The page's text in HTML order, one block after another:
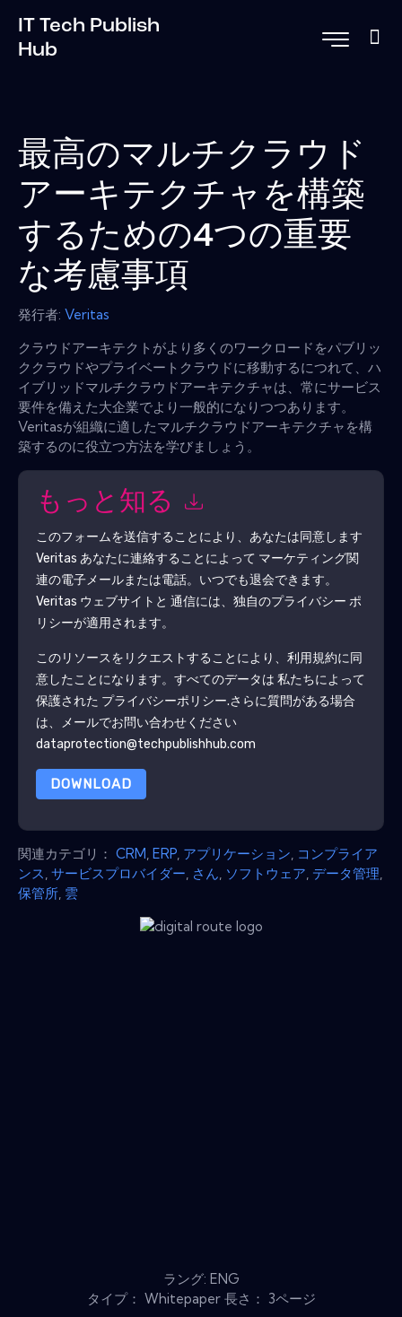
IT Tech Publish
Hub
最高のマルチクラウド
アーキテクチャを構築
するための4つの重要
な考慮事項
発行者: Veritas
クラウドアーキテクトがより多くのワークロードをパブリッ
ククラウドやプライベートクラウドに移動するにつれて、ハ
イブリッドマルチクラウドアーキテクチャは、常にサービス
要件を備えた大企業でより一般的になりつつあります。
Veritasが組織に適したマルチクラウドアーキテクチャを構
築するのに役立つ方法を学びましょう。
もっと知る
このフォームを送信することにより、あなたは同意します
Veritas あなたに連絡することによって マーケティング関
連の電子メールまたは電話。いつでも退会できます。
Veritas ウェブサイトと 通信には、独自のプライバシー ポ
リシーが適用されます。
このリソースをリクエストすることにより、利用規約に同
意したことになります。すべてのデータは 私たちによって
保護された プライバシーポリシー.さらに質問がある場合
は、メールでお問い合わせください
dataprotection@techpublishhub.com
DOWNLOAD
関連カテゴリ： CRM ERP アプリケーション コンプライア
ンス サービスプロバイダー さん ソフトウェア データ管理
保管所 雲
ラング: ENG
タイプ： Whitepaper 長さ： 3ページ